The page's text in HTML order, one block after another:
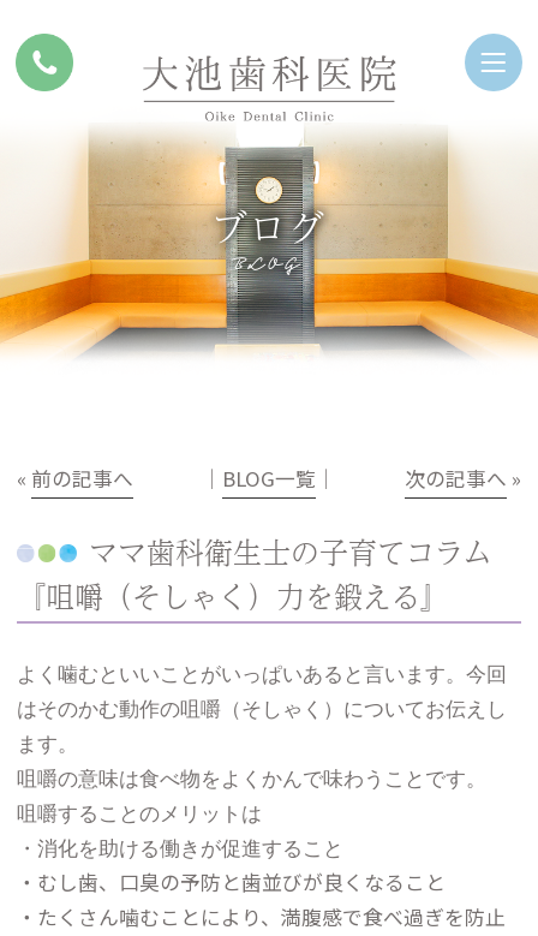
ブログ
BLOG
« 前の記事へ │ BLOG一覧 │ 次の記事へ »
ママ歯科衛生士の子育てコラム
『咀嚼（そしゃく）力を鍛える』
よく噛むといいことがいっぱいあると言います。今回
はそのかむ動作の咀嚼（そしゃく）についてお伝えし
ます。
咀嚼の意味は食べ物をよくかんで味わうことです。
咀嚼することのメリットは
・消化を助ける働きが促進すること
・むし歯、口臭の予防と歯並びが良くなること
・たくさん噛むことにより、満腹感で食べ過ぎを防止